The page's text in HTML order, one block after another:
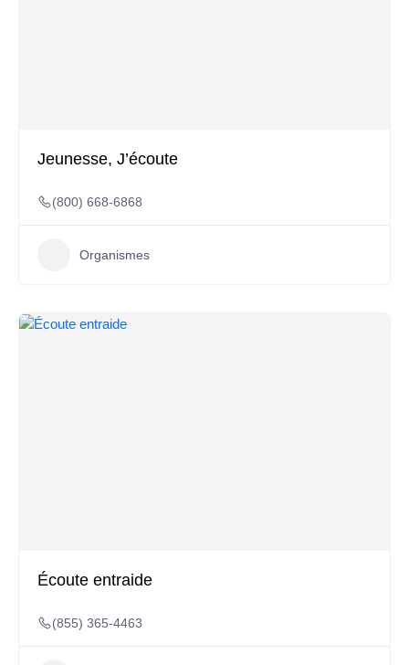
Jeunesse, J’écoute
(800) 668-6868
Organismes
Écoute entraide
(855) 365-4463